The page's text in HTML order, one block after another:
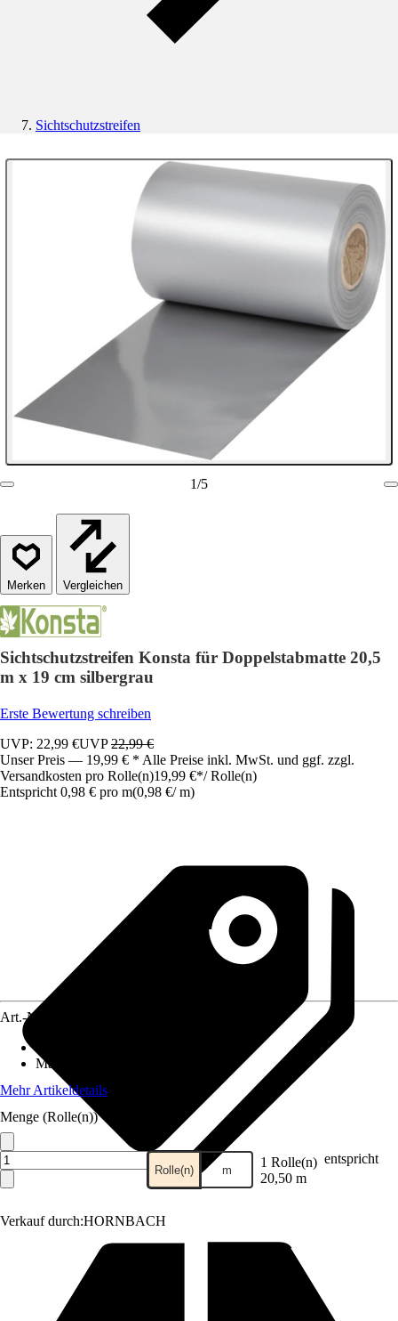
Sichtschutzstreifen
1/5
Vergleichen
Sichtschutzstreifen Konsta für Doppelstabmatte 20,5
m x 19 cm silbergrau
Erste Bewertung schreiben
UVP: 22,99 €UVP22,99 €
Unser Preis — 19,99 € * Alle Preise inkl. MwSt. und ggf. zzgl.
Versandkosten pro Rolle(n)19,99 €*/ Rolle(n)
Entspricht 0,98 € pro m(0,98 €/ m)
Verkauf durch:HORNBACH
Art.-Nr.
Material
Mehr Artikeldetails
Menge (Rolle(n))
Rolle(n) m 1 Rolle(n) entspricht
20,50 m